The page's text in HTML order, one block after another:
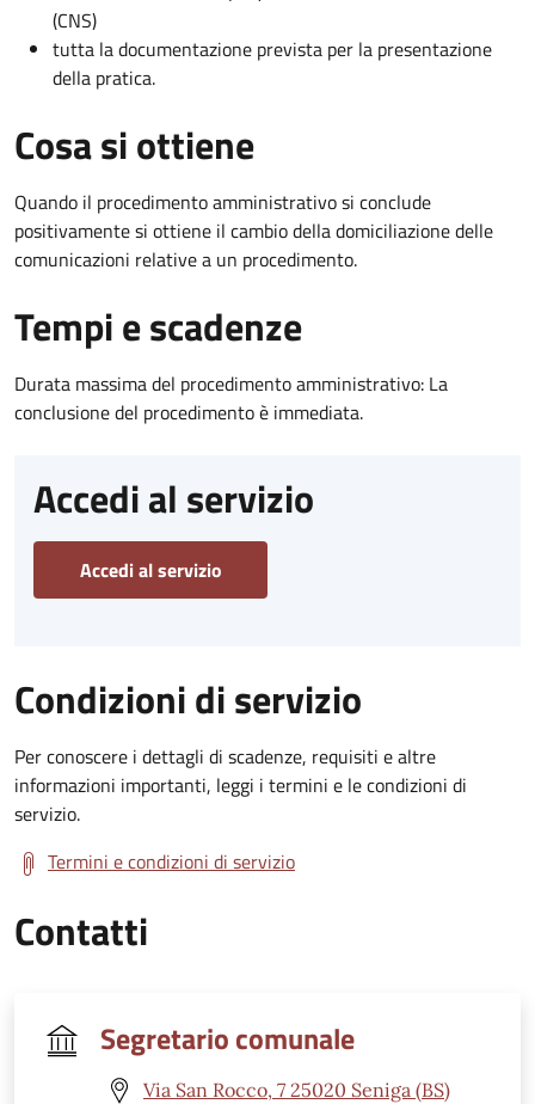
(CNS)
tutta la documentazione prevista per la presentazione
della pratica.
Cosa si ottiene
Quando il procedimento amministrativo si conclude
positivamente si ottiene il cambio della domiciliazione delle
comunicazioni relative a un procedimento.
Tempi e scadenze
Durata massima del procedimento amministrativo: La
conclusione del procedimento è immediata.
Accedi al servizio
Accedi al servizio
Condizioni di servizio
Per conoscere i dettagli di scadenze, requisiti e altre
informazioni importanti, leggi i termini e le condizioni di
servizio.
Termini e condizioni di servizio
Contatti
Segretario comunale
Via San Rocco, 7 25020 Seniga (BS)